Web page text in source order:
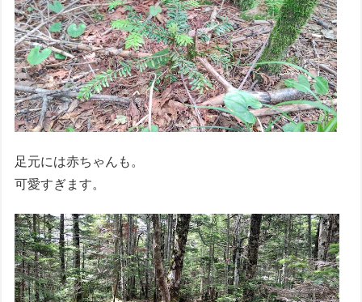
足元には赤ちゃんも。
可愛すぎます。